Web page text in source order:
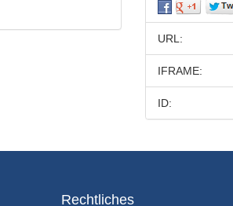
URL:
IFRAME:
ID:
Rechtliches